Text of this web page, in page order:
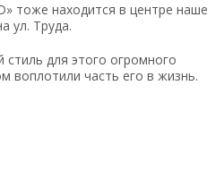
тоже находится в центре
ул. Труда.
для этого огромного
воплотили часть его в жизнь.